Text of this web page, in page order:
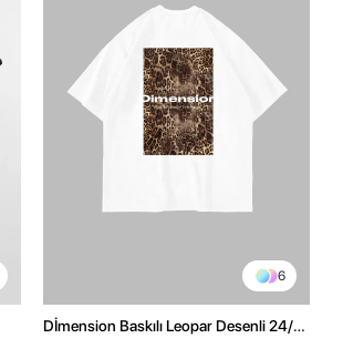
6
Dİmension Baskılı Leopar Desenli 24/1